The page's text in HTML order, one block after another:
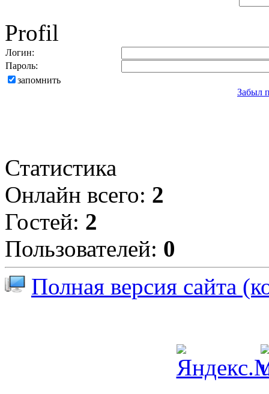
Profil
Логин:
Пароль:
запомнить
Забыл
Статистика
Онлайн всего: 2
Гостей: 2
Пользователей: 0
Полная версия сайта